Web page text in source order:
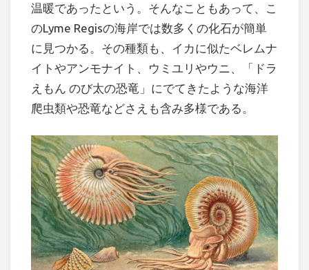
温暖であったという。そんなこともあって、こ
のLyme Regisの海岸では数多くの化石が簡単
に見つかる。その種類も、イカに似たベレムナ
イトやアンモナイト、ウミユリやウニ、「ドラ
えもん のび太の恐竜」にでてきたような海洋
爬虫類や恐竜などさえも含み多様である。